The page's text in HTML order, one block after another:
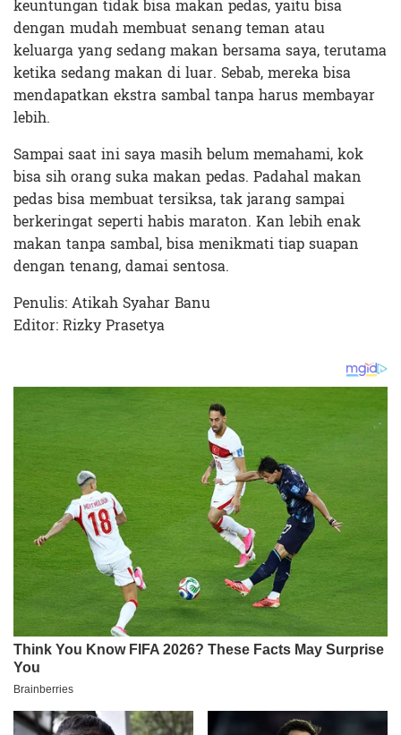
keuntungan tidak bisa makan pedas, yaitu bisa
dengan mudah membuat senang teman atau
keluarga yang sedang makan bersama saya, terutama
ketika sedang makan di luar. Sebab, mereka bisa
mendapatkan ekstra sambal tanpa harus membayar
lebih.
Sampai saat ini saya masih belum memahami, kok
bisa sih orang suka makan pedas. Padahal makan
pedas bisa membuat tersiksa, tak jarang sampai
berkeringat seperti habis maraton. Kan lebih enak
makan tanpa sambal, bisa menikmati tiap suapan
dengan tenang, damai sentosa.
Penulis: Atikah Syahar Banu
Editor: Rizky Prasetya